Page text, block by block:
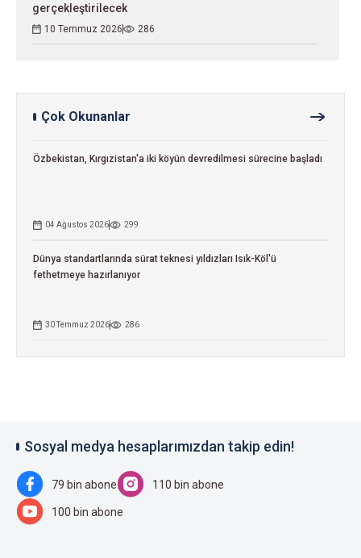
gerçekleştirilecek
10 Temmuz 2026 286
Çok Okunanlar
Özbekistan, Kırgızistan'a iki köyün devredilmesi sürecine başladı
04 Ağustos 2026 299
Dünya standartlarında sürat teknesi yıldızları Isık-Köl'ü
fethetmeye hazırlanıyor
30 Temmuz 2026 286
Sosyal medya hesaplarımızdan takip edin!
79 bin abone 110 bin abone
100 bin abone